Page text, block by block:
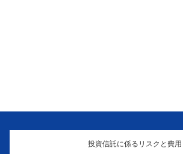
投資信託に係るリスクと費用